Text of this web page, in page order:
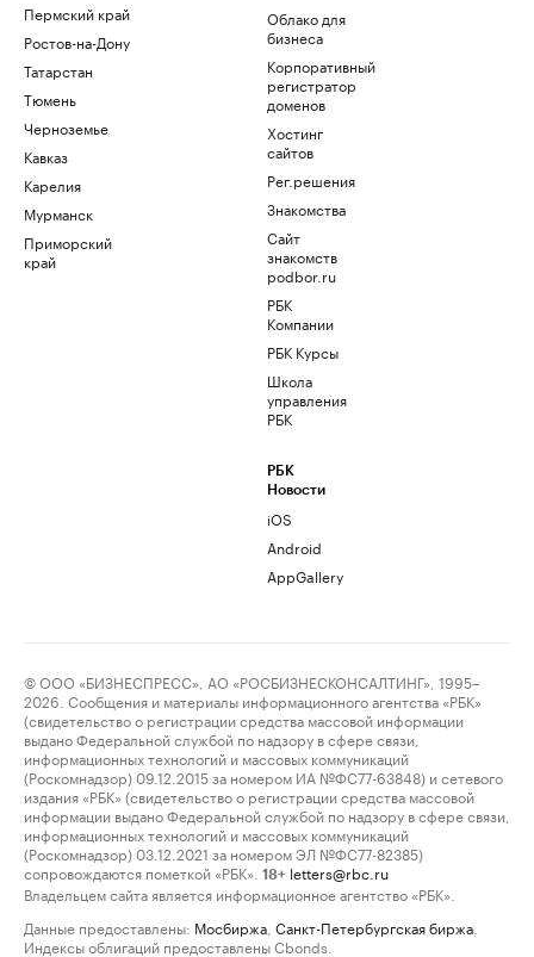
Пермский край
Ростов-на-Дону
Татарстан
Тюмень
Черноземье
Кавказ
Карелия
Мурманск
Приморский
край
Облако для
бизнеса
Корпоративный
регистратор
доменов
Хостинг
сайтов
Рег.решения
Знакомства
Сайт
знакомств
podbor.ru
РБК
Компании
РБК Курсы
Школа
управления
РБК
РБК
Новости
iOS
Android
AppGallery
© ООО «БИЗНЕСПРЕСС», АО «РОСБИЗНЕСКОНСАЛТИНГ», 1995–
2026. Сообщения и материалы информационного агентства «РБК»
(свидетельство о регистрации средства массовой информации
выдано Федеральной службой по надзору в сфере связи,
информационных технологий и массовых коммуникаций
(Роскомнадзор) 09.12.2015 за номером ИА №ФС77-63848) и сетевого
издания «РБК» (свидетельство о регистрации средства массовой
информации выдано Федеральной службой по надзору в сфере связи,
информационных технологий и массовых коммуникаций
(Роскомнадзор) 03.12.2021 за номером ЭЛ №ФС77-82385)
сопровождаются пометкой «РБК».
18+ letters@rbc.ru
Владельцем сайта является информационное агентство «РБК».
Данные предоставлены: Мосбиржа Санкт-Петербургская биржа
Индексы облигаций предоставлены Cbonds.